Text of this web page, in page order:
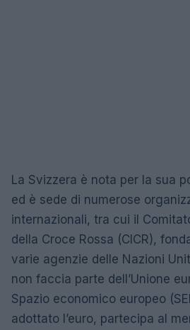
La Svizzera è nota per la sua
ed è sede di numerose
internazionali, tra cui il
della Croce Rossa (CICR),
varie agenzie delle Nazioni
non faccia parte dell’Unione
Spazio economico europeo
adottato l’euro, partecipa al